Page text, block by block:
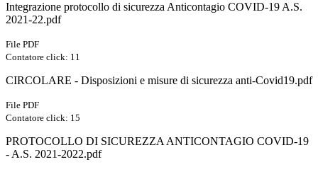
Integrazione protocollo di sicurezza Anticontagio COVID-19 A.S.
2021-22.pdf
File PDF
Contatore click: 11
CIRCOLARE - Disposizioni e misure di sicurezza anti-Covid19.pdf
File PDF
Contatore click: 15
PROTOCOLLO DI SICUREZZA ANTICONTAGIO COVID-19
- A.S. 2021-2022.pdf